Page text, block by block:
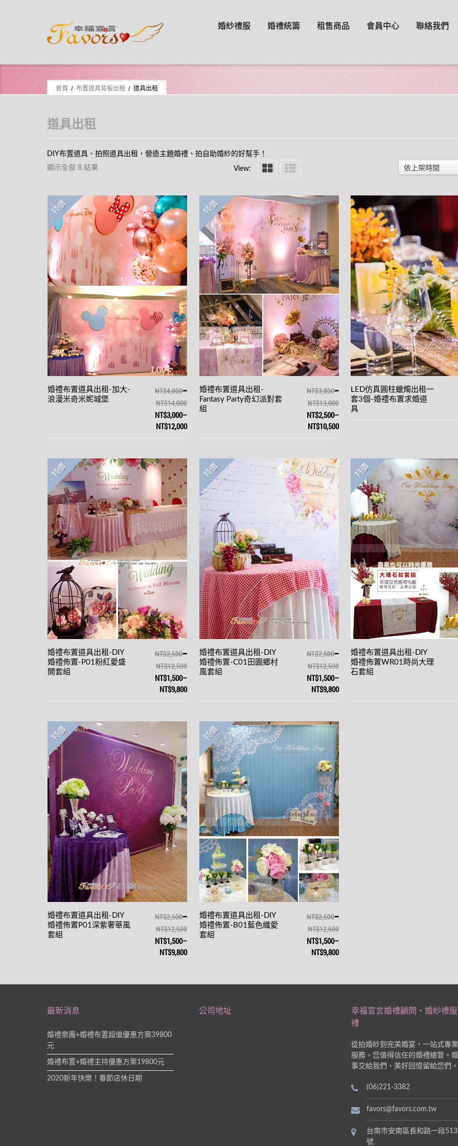
Skip to content
婚紗禮服 婚禮統籌 租售商品 會員中心 聯絡我們
Skip to content
首頁 / 布置道具背板出租 / 道具出租
道具出租
DIY布置道具、拍照道具出租，營造主題婚禮、拍自助婚紗的好幫手！
顯示全部 8 結果
View: 依上架時間
婚禮布置道具出租-加大-
浪漫米奇米妮城堡
NT$4,000–
NT$14,000
NT$3,000–
NT$12,000
特價
婚禮布置道具出租-
FantasyParty奇幻派對套
組
NT$3,800–
NT$13,000
NT$2,500–
NT$10,500
特價
LED仿真圓柱蠟燭出租一
套3個-婚禮布置求婚道
具
婚禮布置道具出租-DIY
婚禮佈置-P01粉紅愛盛
開套組
NT$2,500–
NT$12,500
NT$1,500–
NT$9,800
特價
婚禮布置道具出租-DIY
婚禮佈置-C01田園鄉村
風套組
NT$2,500–
NT$12,500
NT$1,500–
NT$9,800
特價
婚禮布置道具出租-DIY
婚禮佈置WR01時尚大理
石套組
特價
婚禮布置道具出租-DIY
婚禮佈置P01深紫奢華風
套組
NT$2,500–
NT$12,500
NT$1,500–
NT$9,800
特價
婚禮布置道具出租-DIY
婚禮佈置-B01藍色織愛
套組
NT$2,500–
NT$12,500
NT$1,500–
NT$9,800
特價
最新消息
婚禮樂團+婚禮布置超值優惠方案39800
元
婚禮布置+婚禮主持優惠方案19800元
2020新年快樂！春節店休日期
公司地址
幸福宣言婚禮顧問‧婚紗禮
禮
從拍婚紗到完美婚宴，一站式專
服務，您值得信任的婚禮總管。
事交給我們，美好回憶留給您們。
(06)221-3382
favors@favors.com.tw
台南市安南區長和路一段513
號